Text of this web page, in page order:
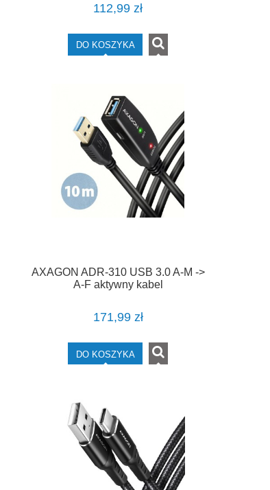
112,99 zł
DO KOSZYKA
AXAGON ADR-310 USB 3.0 A-M ->
A-F aktywny kabel
171,99 zł
DO KOSZYKA